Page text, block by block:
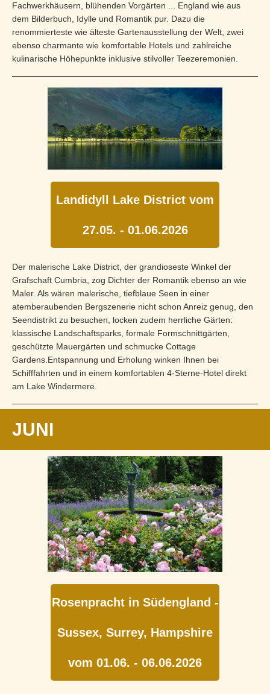
Fachwerkhäusern, blühenden Vorgär­ten ... England wie aus
dem Bilderbuch, Idylle und Romantik pur. Dazu die
renommierteste wie älteste Gartenausstellung der Welt, zwei
ebenso charmante wie komfor­table Hotels und zahlreiche
kulinarische Höhepunkte inklusive stilvoller Tee­zeremonien.
Landidyll Lake District vom
27.05. - 01.06.2026
Der malerische Lake District, der grandioseste Winkel der
Grafschaft Cumbria, zog Dichter der Romantik ebenso an wie
Maler. Als wären malerische, tiefblaue Seen in einer
atemberaubenden Bergszenerie nicht schon Anreiz genug, den
Seendistrikt zu besuchen, locken zudem herrliche Gärten:
klassische Landschaftsparks, formale Formschnittgärten,
geschützte Mauergärten und schmucke Cottage
Gardens.Entspannung und Erholung winken Ihnen bei
Schifffahrten und in einem komfortablen 4-Sterne-Hotel direkt
am Lake Windermere.
JUNI
Rosenpracht in Südengland -
Sussex, Surrey, Hampshire
vom 01.06. - 06.06.2026